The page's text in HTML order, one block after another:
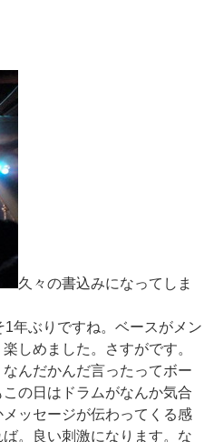
久々の書込みになってしま
年ぶりですね。ベースがメン
しめました。さすがです。
んだかんだ言ったってボー
の日はドラムがなんか気合
ッセージが伝わってくる感
。良い刺激になります。な